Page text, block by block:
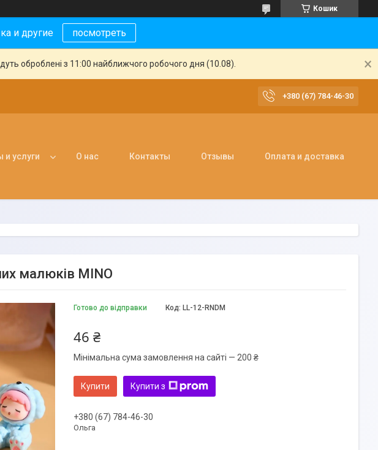
Кошик
и другие посмотреть
оброблені з 11:00 найближчого робочого дня (10.08).
+380 (67) 784-46-30
и услуги О нас Контакты Отзывы Оплата и доставка
малюків MINO
Готово до відправки Код: LL-12-RNDM
46 ₴
Мінімальна сума замовлення на сайті — 200 ₴
Купити Купити з
+380 (67) 784-46-30
Ольга